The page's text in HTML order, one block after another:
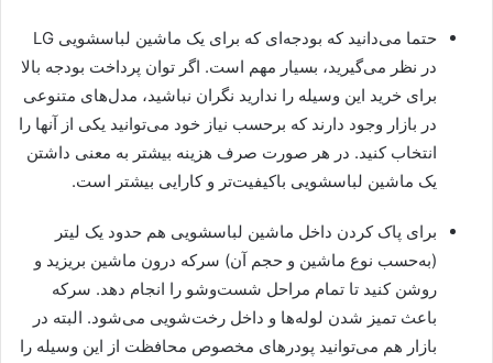
حتما می‌دانید که بودجه‌ای که برای یک ماشین لباسشویی LG
در نظر می‌گیرید، بسیار مهم است. اگر توان پرداخت بودجه بالا
برای خرید این وسیله را ندارید نگران نباشید، مدل‌های متنوعی
در بازار وجود دارند که برحسب نیاز خود می‌توانید یکی از آنها را
انتخاب کنید. در هر صورت صرف هزینه بیشتر به معنی داشتن
یک ماشین لباسشویی باکیفیت‌تر و کارایی بیشتر است.
برای پاک کردن داخل ماشین لباسشویی هم حدود یک لیتر
(به‌حسب نوع ماشین و حجم آن) سرکه درون ماشین بریزید و
روشن کنید تا تمام مراحل شست‌وشو را انجام دهد. سرکه
باعث تمیز شدن لوله‌ها و داخل رخت‌شویی می‌شود. البته در
بازار هم می‌توانید پودرهای مخصوص محافظت از این وسیله را